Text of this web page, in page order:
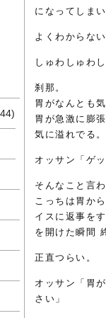
になってしまい
よくわからな
しゅわしゅわ
刹那。
胃がなんとも
胃が急激に膨
気に溢れでる
オッサン「ゲ
そんなこと言
こっちは胃か
イスに返事を
を開けた瞬間
正直つらい。
オッサン「胃
さい」